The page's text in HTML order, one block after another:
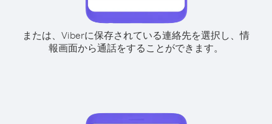
または、Viberに保存されている連絡先を選択し、情
報画面から通話をすることができます。